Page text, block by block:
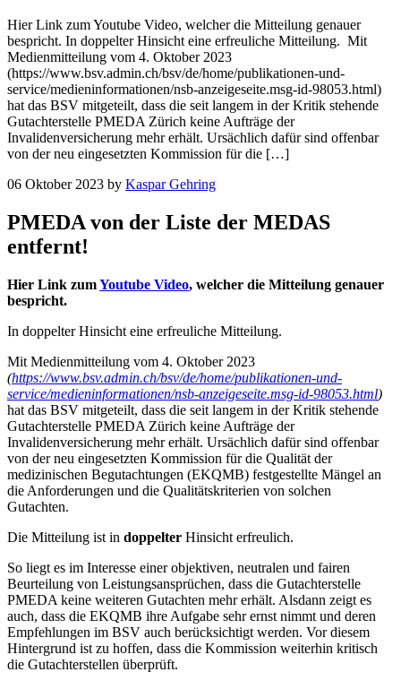
Hier Link zum Youtube Video, welcher die Mitteilung genauer
bespricht. In doppelter Hinsicht eine erfreuliche Mitteilung. Mit
Medienmitteilung vom 4. Oktober 2023
(https://www.bsv.admin.ch/bsv/de/home/publikationen-und-
service/medieninformationen/nsb-anzeigeseite.msg-id-98053.html)
hat das BSV mitgeteilt, dass die seit langem in der Kritik stehende
Gutachterstelle PMEDA Zürich keine Aufträge der
Invalidenversicherung mehr erhält. Ursächlich dafür sind offenbar
von der neu eingesetzten Kommission für die […]
06 Oktober 2023 by Kaspar Gehring
PMEDA von der Liste der MEDAS
entfernt!
Hier Link zumYoutube Video, welcher die Mitteilung genauer
bespricht.
In doppelter Hinsicht eine erfreuliche Mitteilung.
Mit Medienmitteilung vom 4. Oktober 2023
(https://www.bsv.admin.ch/bsv/de/home/publikationen-und-
service/medieninformationen/nsb-anzeigeseite.msg-id-98053.html)
hat das BSV mitgeteilt, dass die seit langem in der Kritik stehende
Gutachterstelle PMEDA Zürich keine Aufträge der
Invalidenversicherung mehr erhält. Ursächlich dafür sind offenbar
von der neu eingesetzten Kommission für die Qualität der
medizinischen Begutachtungen (EKQMB) festgestellte Mängel an
die Anforderungen und die Qualitätskriterien von solchen
Gutachten.
Die Mitteilung ist in doppelter Hinsicht erfreulich.
So liegt es im Interesse einer objektiven, neutralen und fairen
Beurteilung von Leistungsansprüchen, dass die Gutachterstelle
PMEDA keine weiteren Gutachten mehr erhält. Alsdann zeigt es
auch, dass die EKQMB ihre Aufgabe sehr ernst nimmt und deren
Empfehlungen im BSV auch berücksichtigt werden. Vor diesem
Hintergrund ist zu hoffen, dass die Kommission weiterhin kritisch
die Gutachterstellen überprüft.